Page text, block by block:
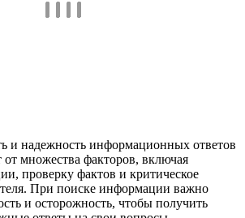
и надежность информационных ответов
от множества факторов, включая
проверку фактов и критическое
При поиске информации важно
и осторожность, чтобы получить